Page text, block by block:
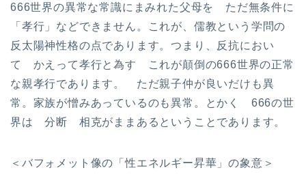
666世界の異常な常識にまみれた父母を ただ無条件に
「孝行」などできません。これが、儒教という学問の
反太陽神性格の点であります。つまり、反抗におい
て かえって孝行と為す これが顛倒の666世界の正常
な親孝行であります。 ただ親子仲が良いだけも異
常。家族が憎みあっているのも異常。とかく 666の世
界は 分断 相克がままあるということであります。
＜バフォメット像の「性エネルギー昇華」の象意＞